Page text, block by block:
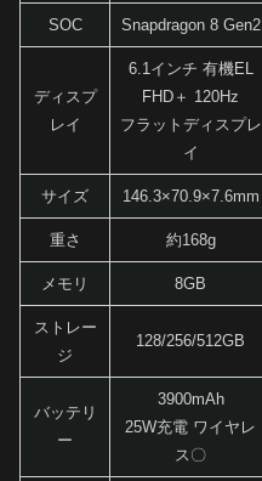
SOC Snapdragon 8 Gen2
ディスプ
レイ
6.1インチ 有機EL
FHD＋ 120Hz
フラットディスプレ
イ
サイズ 146.3×70.9×7.6mm
重さ 約168g
メモリ 8GB
ストレー
ジ
128/256/512GB
バッテリ
ー
3900mAh
25W充電 ワイヤレ
ス〇